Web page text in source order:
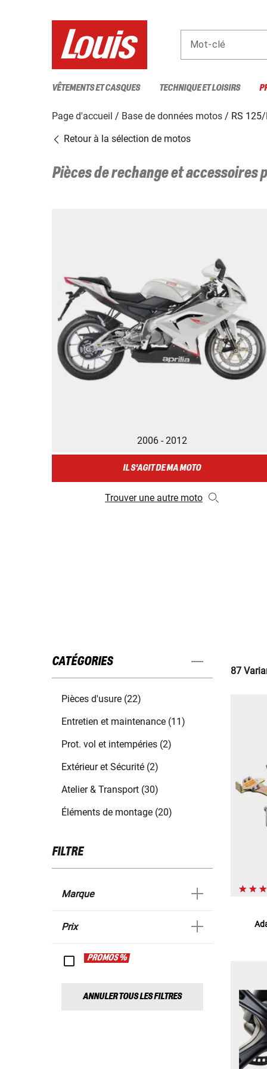
Mot-clé
VÊTEMENTS ET CASQUES TECHNIQUE ET LOISIRS
Page d'accueil Base de données motos
RS 125/
Retour à la sélection de motos
Pièces de rechange et accessoires
2006 - 2012
IL S'AGIT DE MA MOTO
Trouver une autre moto
CATÉGORIES
Pièces d'usure (22)
Entretien et maintenance (11)
Prot. vol et intempéries (2)
Extérieur et Sécurité (2)
Atelier & Transport (30)
Éléments de montage (20)
FILTRE
Marque
Prix
PROMOS %
ANNULER TOUS LES FILTRES
87